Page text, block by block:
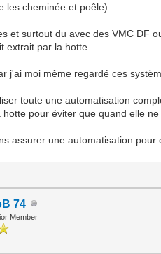
les cheminée et poêle).
et surtout du avec des VMC DF
extrait par la hotte.
j'ai moi même regardé ces
toute une automatisation
pour éviter que quand elle
assurer une automatisation
74
Member